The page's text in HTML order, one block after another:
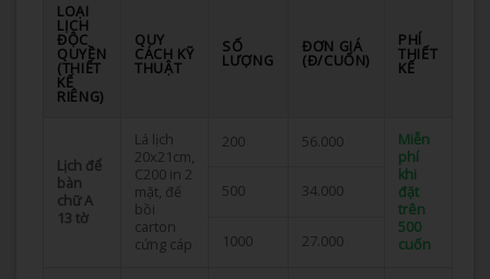
LOẠI
LỊCH
ĐỘC
QUYỀN
(THIẾT
KẾ
RIÊNG)
QUY
CÁCH KỸ
THUẬT
SỐ
LƯỢNG
ĐƠN GIÁ
(Đ/CUỐN)
PHÍ
THIẾT
KẾ
Lịch để
bàn
chữ A
13 tờ
Lá lịch
20x21cm,
C200 in 2
mặt, đế
bồi
carton
cứng cáp
200 56.000
Miễn
phí
khi
đặt
trên
500
cuốn
500 34.000
1000 27.000